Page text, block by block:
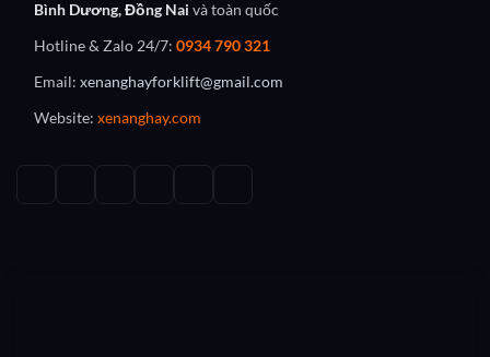
Bình Dương, Đồng Nai và toàn quốc
Hotline & Zalo 24/7: 0934 790 321
Email: xenanghayforklift@gmail.com
Website: xenanghay.com